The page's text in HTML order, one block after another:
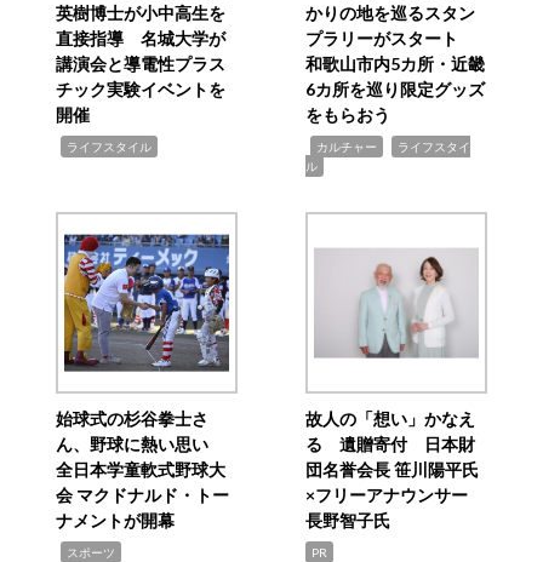
英樹博士が小中高生を
直接指導 名城大学が
講演会と導電性プラス
チック実験イベントを
開催
ライフスタイル
かりの地を巡るスタン
プラリーがスタート
和歌山市内5カ所・近畿
6カ所を巡り限定グッズ
をもらおう
カルチャー
ライフスタイ
ル
始球式の杉谷拳士さ
ん、野球に熱い思い
全日本学童軟式野球大
会 マクドナルド・トー
ナメントが開幕
スポーツ
故人の「想い」かなえ
る 遺贈寄付 日本財
団名誉会長 笹川陽平氏
×フリーアナウンサー
長野智子氏
PR